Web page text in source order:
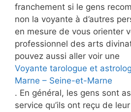
franchement si le gens
non la voyante à d’autres
en mesure de vous orienter
professionnel des arts
pouvez aussi aller voir une
Voyante tarologue et
Marne – Seine-et-Marne
. En général, les gens sont
service qu’ils ont reçu de